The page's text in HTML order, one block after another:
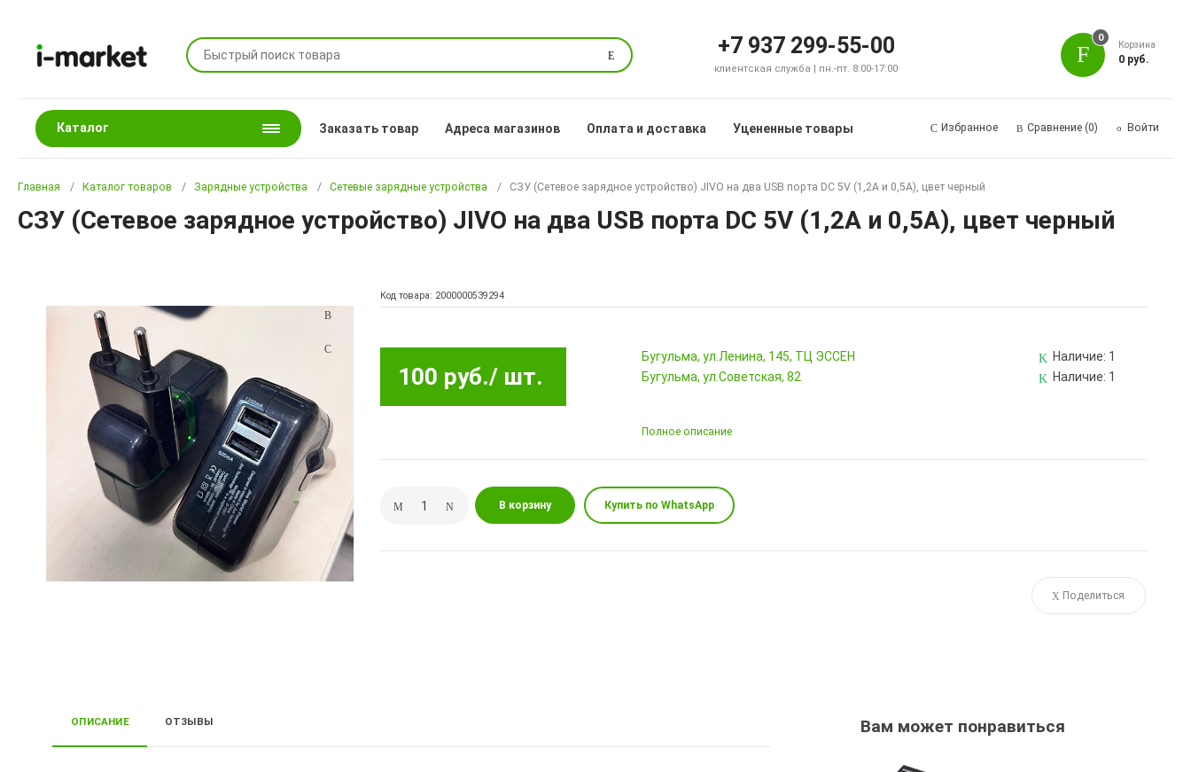
Поиск +7 937 299-55-00
клиентская служба | пн.-пт. 8:00-17:00
0
Корзина
0 руб.
Каталог Заказать товар Адреса магазинов Оплата и доставка Уцененные товары Избранное Сравнение (0) Войти
Главная Каталог товаров Зарядные устройства Сетевые зарядные устройства СЗУ (Сетевое зарядное устройство) JIVO на два USB порта DC 5V (1,2А и 0,5А), цвет черный
СЗУ (Сетевое зарядное устройство) JIVO на два USB порта DC 5V (1,2А и 0,5А), цвет черный
Код товара: 2000000539294
100 руб./ шт.
Бугульма, ул.Ленина, 145, ТЦ ЭССЕН Наличие: 1
Бугульма, ул.Советская, 82
Наличие: 1
Полное описание
В корзину Купить по WhatsApp
Поделиться
ОПИСАНИЕ ОТЗЫВЫ Вам может понравиться